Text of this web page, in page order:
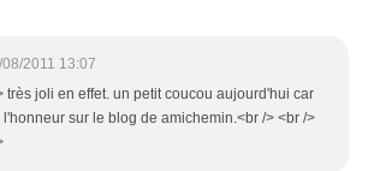
2011 13:07
très joli en effet. un petit coucou aujourd'hui car
l'honneur sur le blog de amichemin.<br /> <br />